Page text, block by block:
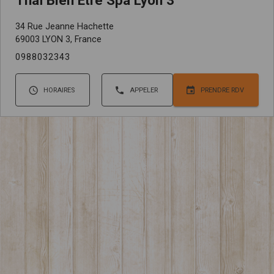
34 Rue Jeanne Hachette
69003 LYON 3, France
0988032343
PRENDRE RDV
APPELER
HORAIRES